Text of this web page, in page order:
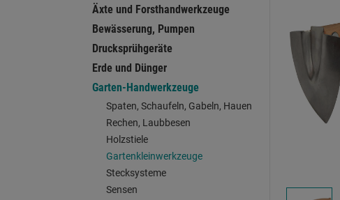
Äxte und Forsthandwerkzeuge
Bewässerung, Pumpen
Drucksprühgeräte
Erde und Dünger
Garten-Handwerkzeuge
Spaten, Schaufeln, Gabeln, Hauen
Rechen, Laubbesen
Holzstiele
Gartenkleinwerkzeuge
Stecksysteme
Sensen